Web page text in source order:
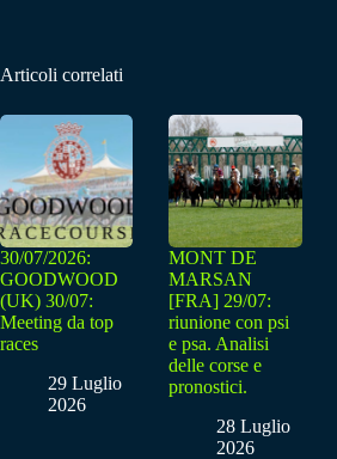
Articoli correlati
30/07/2026:
GOODWOOD
(UK) 30/07:
Meeting da top
races
29 Luglio
2026
MONT DE
MARSAN
[FRA] 29/07:
riunione con psi
e psa. Analisi
delle corse e
pronostici.
28 Luglio
2026